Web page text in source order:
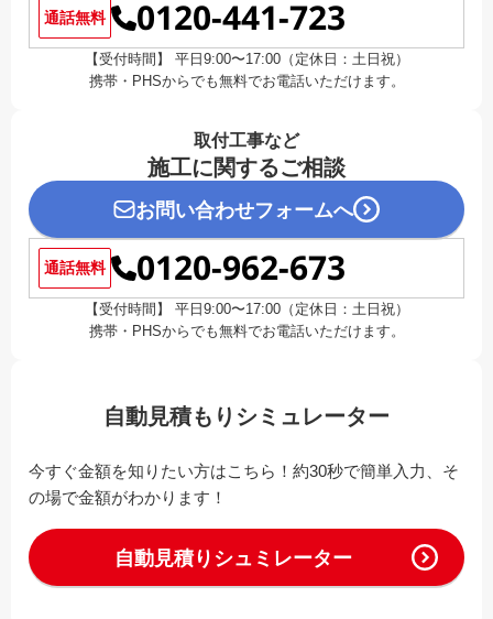
通話無料 0120-441-723
【受付時間】 平日9:00〜17:00（定休日：土日祝）
携帯・PHSからでも無料でお電話いただけます。
取付工事など
施工に関するご相談
お問い合わせフォームへ
通話無料 0120-962-673
【受付時間】 平日9:00〜17:00（定休日：土日祝）
携帯・PHSからでも無料でお電話いただけます。
自動見積もりシミュレーター
今すぐ金額を知りたい方はこちら！約30秒で簡単入力、そ
の場で金額がわかります！
自動見積りシュミレーター